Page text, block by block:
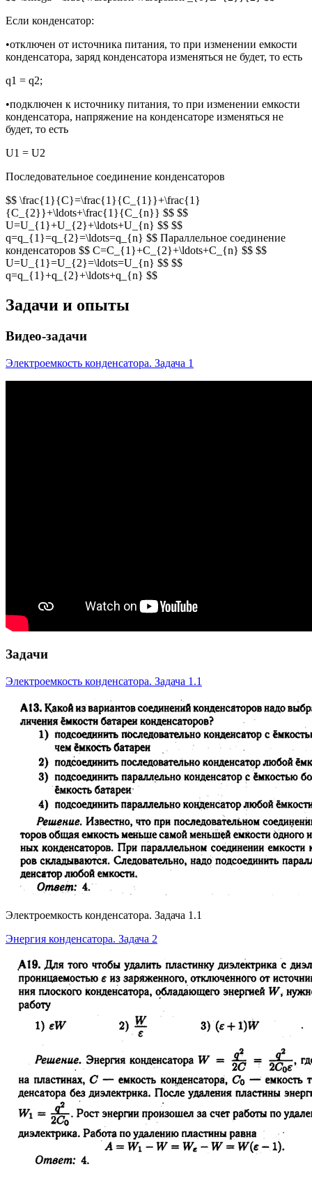
Если конденсатор:
•отключен от источника питания, то при изменении емкости
конденсатора, заряд конденсатора изменяться не будет, то есть
q1 = q2;
•подключен к источнику питания, то при изменении емкости
конденсатора, напряжение на конденсаторе изменяться не
будет, то есть
U1 = U2
Последовательное соединение конденсаторов
$$ \frac{1}{C}=\frac{1}{C_{1}}+\frac{1}
{C_{2}}+\ldots+\frac{1}{C_{n}} $$ $$
U=U_{1}+U_{2}+\ldots+U_{n} $$ $$
q=q_{1}=q_{2}=\ldots=q_{n} $$ Параллельное соединение
конденсаторов $$ C=C_{1}+C_{2}+\ldots+C_{n} $$ $$
U=U_{1}=U_{2}=\ldots=U_{n} $$ $$
q=q_{1}+q_{2}+\ldots+q_{n} $$
Задачи и опыты
Видео-задачи
Электроемкость конденсатора. Задача 1
Задачи
Электроемкость конденсатора. Задача 1.1
Электроемкость конденсатора. Задача 1.1
Энергия конденсатора. Задача 2